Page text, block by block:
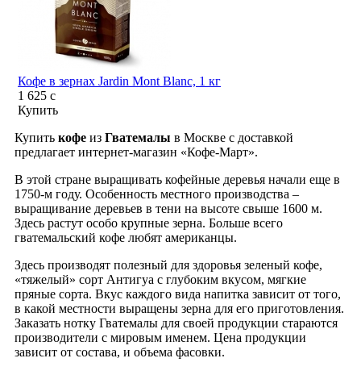
Кофе в зернах Jardin Mont Blanc, 1 кг
1 625c
Купить
Купить кофе из Гватемалы в Москве с доставкой
предлагает интернет-магазин «Кофе-Март».
В этой стране выращивать кофейные деревья начали еще в
1750-м году. Особенность местного производства –
выращивание деревьев в тени на высоте свыше 1600 м.
Здесь растут особо крупные зерна. Больше всего
гватемальский кофе любят американцы.
Здесь производят полезный для здоровья зеленый кофе,
«тяжелый» сорт Антигуа с глубоким вкусом, мягкие
пряные сорта. Вкус каждого вида напитка зависит от того,
в какой местности выращены зерна для его приготовления.
Заказать нотку Гватемалы для своей продукции стараются
производители с мировым именем. Цена продукции
зависит от состава, и объема фасовки.